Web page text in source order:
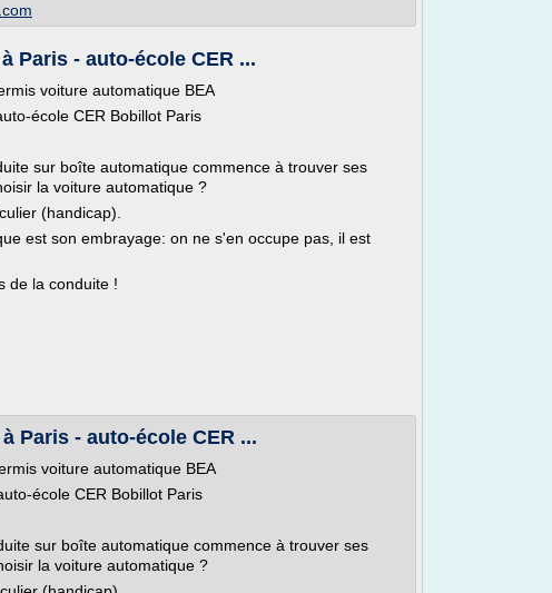
Paris - auto-école CER ...
voiture automatique BEA
école CER Bobillot Paris
sur boîte automatique commence à trouver ses
la voiture automatique ?
(handicap).
est son embrayage: on ne s'en occupe pas, il est
de la conduite !
Paris - auto-école CER ...
voiture automatique BEA
école CER Bobillot Paris
sur boîte automatique commence à trouver ses
la voiture automatique ?